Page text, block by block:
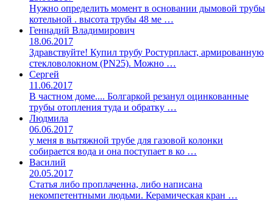
Нужно определить момент в основании дымовой трубы
котельной . высота трубы 48 ме …
Геннадий Владимирович
18.06.2017
Здравствуйте! Купил трубу Ростурпласт, армированную
стекловолокном (PN25). Можно …
Сергей
11.06.2017
В частном доме.... Болгаркой резанул оцинкованные
трубы отопления туда и обратку …
Людмила
06.06.2017
у меня в вытяжной трубе для газовой колонки
собирается вода и она поступает в ко …
Василий
20.05.2017
Статья либо проплаченна, либо написана
некомпетентными людьми. Керамическая кран …